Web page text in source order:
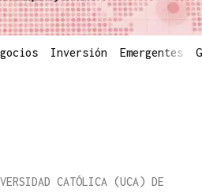
Inversión Emergentes
CATÓLICA (UCA) DE